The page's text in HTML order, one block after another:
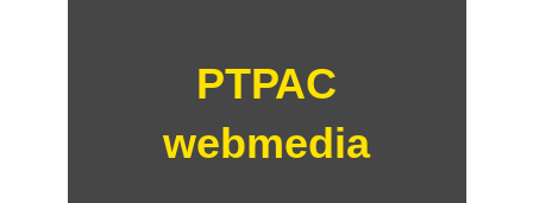
PTPAC
webmedia